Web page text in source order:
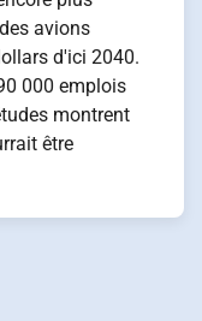
avions
d'ici 2040.
000 emplois
montrent
être